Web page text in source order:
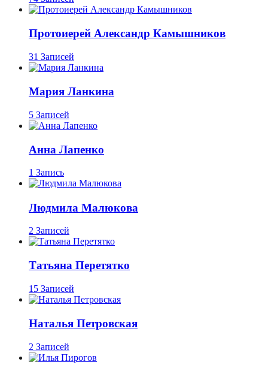
Протоиерей Александр Камышников
31 Записей
Мария Ланкина
5 Записей
Анна Лапенко
1 Запись
Людмила Малюкова
2 Записей
Татьяна Перетятко
15 Записей
Наталья Петровская
2 Записей